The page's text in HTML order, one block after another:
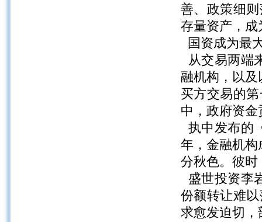
善、政策细
存量资产，成
国资成为最
从交易两端
融机构，以
买方交易的
中，政府资金
执中发布的
年，金融机
分秋色。彼时
盛世投资李
份额转让难
求愈发迫切